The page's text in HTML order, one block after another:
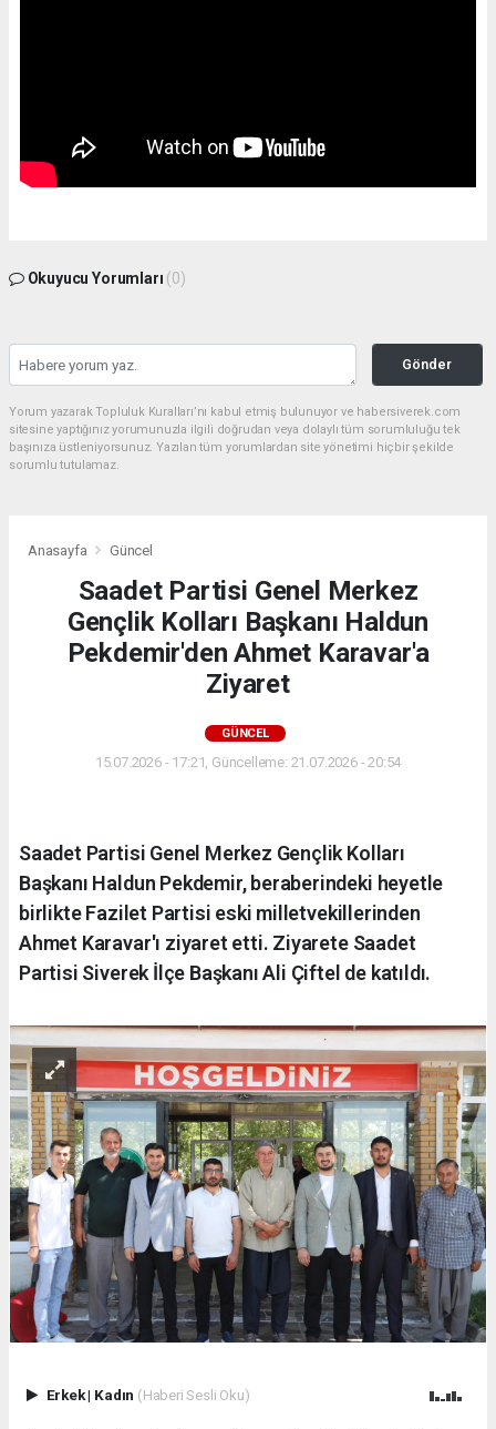
Okuyucu Yorumları (0)
Gönder
Yorum yazarak Topluluk Kuralları’nı kabul etmiş bulunuyor ve habersiverek.com
sitesine yaptığınız yorumunuzla ilgili doğrudan veya dolaylı tüm sorumluluğu tek
başınıza üstleniyorsunuz. Yazılan tüm yorumlardan site yönetimi hiçbir şekilde
sorumlu tutulamaz.
Anasayfa Güncel
Saadet Partisi Genel Merkez
Gençlik Kolları Başkanı Haldun
Pekdemir'den Ahmet Karavar'a
Ziyaret
GÜNCEL
15.07.2026 - 17:21, Güncelleme: 21.07.2026 - 20:54
Saadet Partisi Genel Merkez Gençlik Kolları
Başkanı Haldun Pekdemir, beraberindeki heyetle
birlikte Fazilet Partisi eski milletvekillerinden
Ahmet Karavar'ı ziyaret etti. Ziyarete Saadet
Partisi Siverek İlçe Başkanı Ali Çiftel de katıldı.
Erkek| Kadın (Haberi Sesli Oku)